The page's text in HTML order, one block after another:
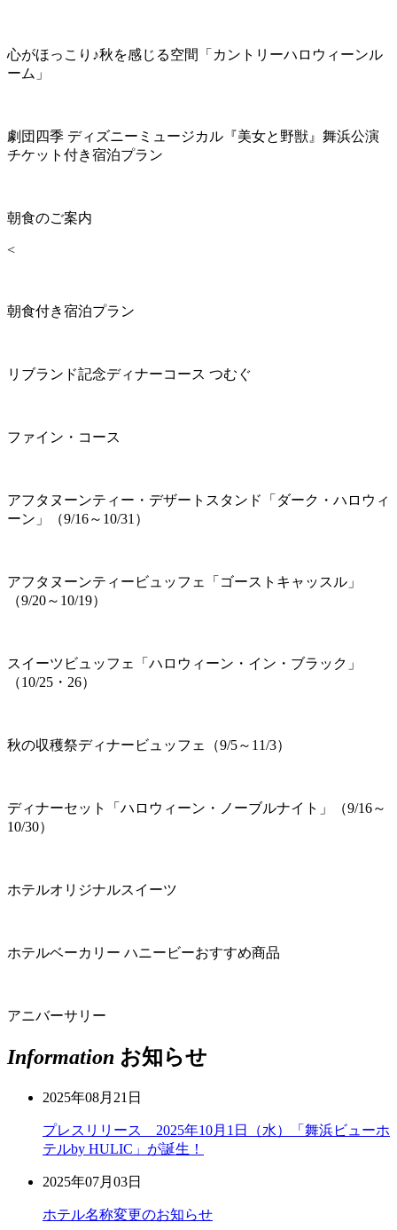
心がほっこり♪秋を感じる空間「カントリーハロウィーンル
ーム」
劇団四季 ディズニーミュージカル『美女と野獣』舞浜公演
チケット付き宿泊プラン
朝食のご案内
<
朝食付き宿泊プラン
リブランド記念ディナーコース つむぐ
ファイン・コース
アフタヌーンティー・デザートスタンド「ダーク・ハロウィ
ーン」（9/16～10/31）
アフタヌーンティービュッフェ「ゴーストキャッスル」
（9/20～10/19）
スイーツビュッフェ「ハロウィーン・イン・ブラック」
（10/25・26）
秋の収穫祭ディナービュッフェ（9/5～11/3）
ディナーセット「ハロウィーン・ノーブルナイト」（9/16～
10/30）
ホテルオリジナルスイーツ
ホテルベーカリー ハニービーおすすめ商品
アニバーサリー
Information お知らせ
2025年08月21日
プレスリリース 2025年10月1日（水）「舞浜ビューホ
テルby HULIC」が誕生！
2025年07月03日
ホテル名称変更のお知らせ